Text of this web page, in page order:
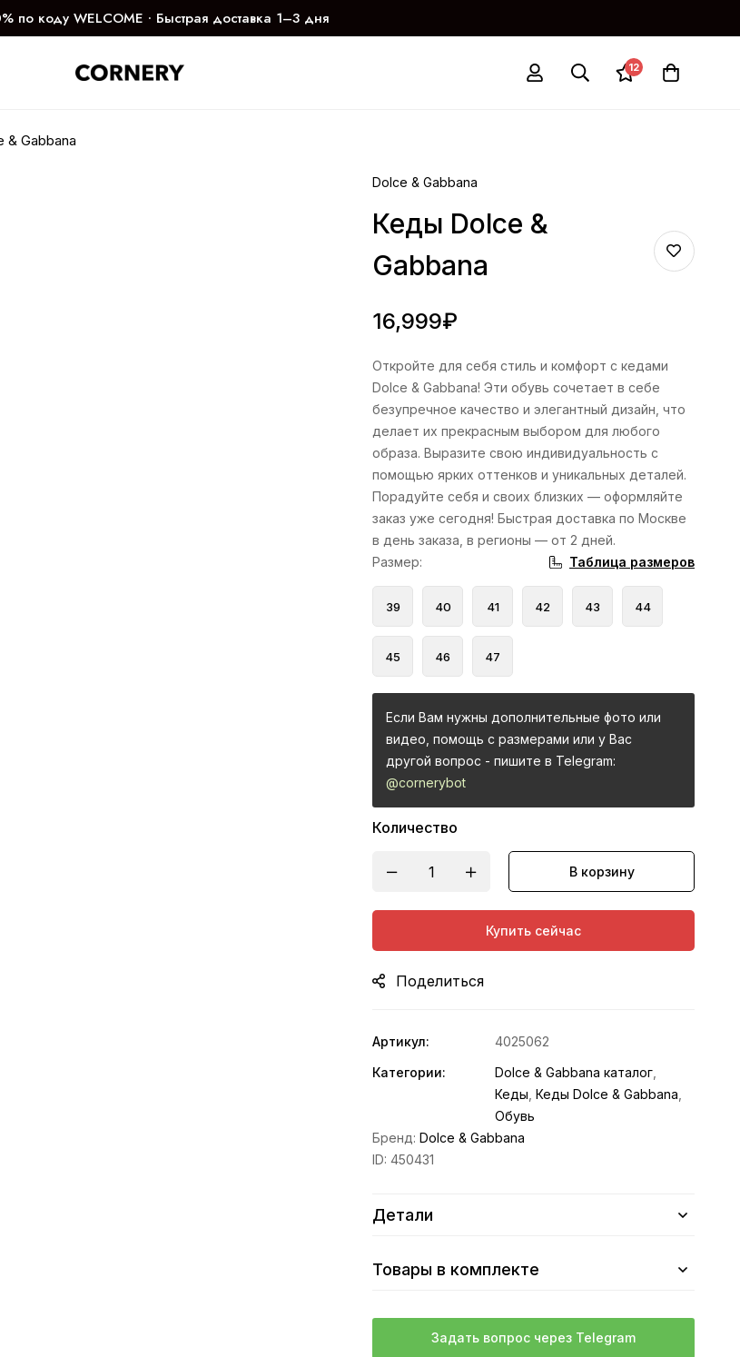
по коду WELCOME ∙ Быстрая доставка 1–3 дня
12
& Gabbana
Dolce & Gabbana
Кеды Dolce &
Gabbana
16,999₽
Откройте для себя стиль и комфорт с кедами
Dolce & Gabbana! Эти обувь сочетает в себе
безупречное качество и элегантный дизайн, что
делает их прекрасным выбором для любого
образа. Выразите свою индивидуальность с
помощью ярких оттенков и уникальных деталей.
Порадуйте себя и своих близких — оформляйте
заказ уже сегодня! Быстрая доставка по Москве
в день заказа, в регионы — от 2 дней.
Размер: Таблица размеров
39 40 41 42 43 44
45 46 47
Если Вам нужны дополнительные фото или
видео, помощь с размерами или у Вас
другой вопрос - пишите в Telegram:
@cornerybot
Количество
В корзину
Купить сейчас
Поделиться
Артикул:
4025062
Категории:
Dolce & Gabbana каталог
Кеды ,Кеды Dolce & Gabbana
Обувь
Бренд:Dolce & Gabbana
ID:450431
Детали
Товары в комплекте
Задать вопрос через Telegram